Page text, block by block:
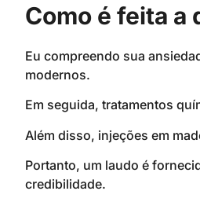
Como é feita a
Eu compreendo sua
modernos.
Em seguida, tratamentos
Além disso, injeções em
Portanto, um laudo é
credibilidade.